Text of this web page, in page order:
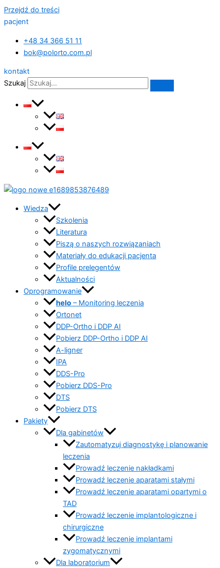
Przejdź do treści
pacjent
+48 34 366 51 11
bok@polorto.com.pl
kontakt
Szukaj
Wiedza
Szkolenia
Literatura
Piszą o naszych rozwiązaniach
Materiały do edukacji pacjenta
Profile prelegentów
Aktualności
Oprogramowanie
helo – Monitoring leczenia
Ortonet
DDP-Ortho i DDP AI
Pobierz DDP-Ortho i DDP AI
A-ligner
IPA
DDS-Pro
Pobierz DDS-Pro
DTS
Pobierz DTS
Pakiety
Dla gabinetów
Zautomatyzuj diagnostykę i planowanie
leczenia
Prowadź leczenie nakładkami
Prowadź leczenie aparatami stałymi
Prowadź leczenie aparatami opartymi o
TAD
Prowadź leczenie implantologiczne i
chirurgiczne
Prowadź leczenie implantami
zygomatycznymi
Dla laboratorium